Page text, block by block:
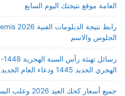
العامة موقع نتيجتك اليوم السابع
الجلوس والاسم
الهجري الجديد 1445 ودعاء العام الجديد
جميع أسعار